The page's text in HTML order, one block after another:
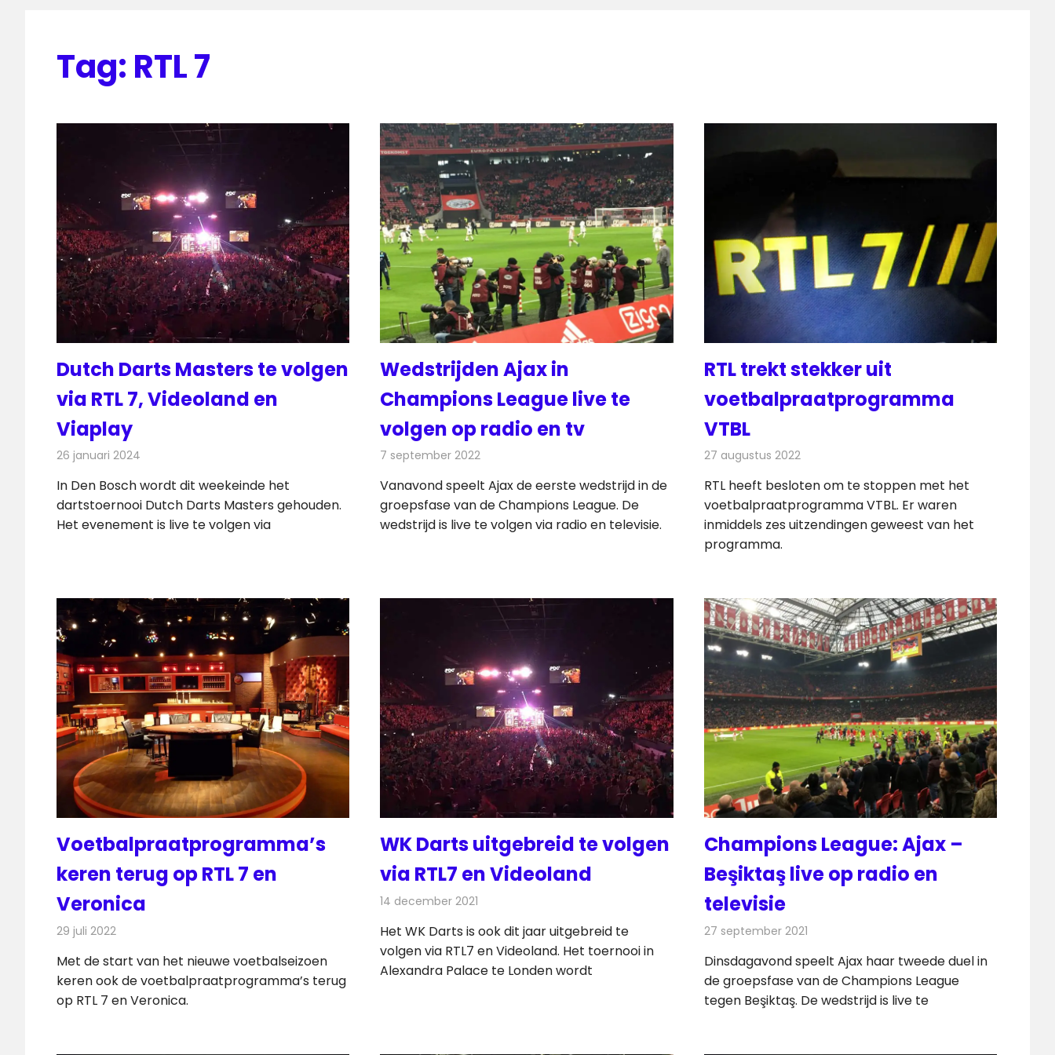
Tag: RTL 7
Dutch Darts Masters te volgen
via RTL 7, Videoland en
Viaplay
26 januari 2024
In Den Bosch wordt dit weekeinde het
dartstoernooi Dutch Darts Masters gehouden.
Het evenement is live te volgen via
Wedstrijden Ajax in
Champions League live te
volgen op radio en tv
7 september 2022
Vanavond speelt Ajax de eerste wedstrijd in de
groepsfase van de Champions League. De
wedstrijd is live te volgen via radio en televisie.
RTL trekt stekker uit
voetbalpraatprogramma
VTBL
27 augustus 2022Redactie
Televisienieuws
RTL heeft besloten om te stoppen met het
voetbalpraatprogramma VTBL. Er waren
inmiddels zes uitzendingen geweest van het
programma.
Voetbalpraatprogramma’s
keren terug op RTL 7 en
Veronica
29 juli 2022
Met de start van het nieuwe voetbalseizoen
keren ook de voetbalpraatprogramma’s terug
op RTL 7 en Veronica.
WK Darts uitgebreid te volgen
via RTL7 en Videoland
14 december 2021
Het WK Darts is ook dit jaar uitgebreid te
volgen via RTL7 en Videoland. Het toernooi in
Alexandra Palace te Londen wordt
Champions League: Ajax –
Beşiktaş live op radio en
televisie
27 september 2021
Dinsdagavond speelt Ajax haar tweede duel in
de groepsfase van de Champions League
tegen Beşiktaş. De wedstrijd is live te